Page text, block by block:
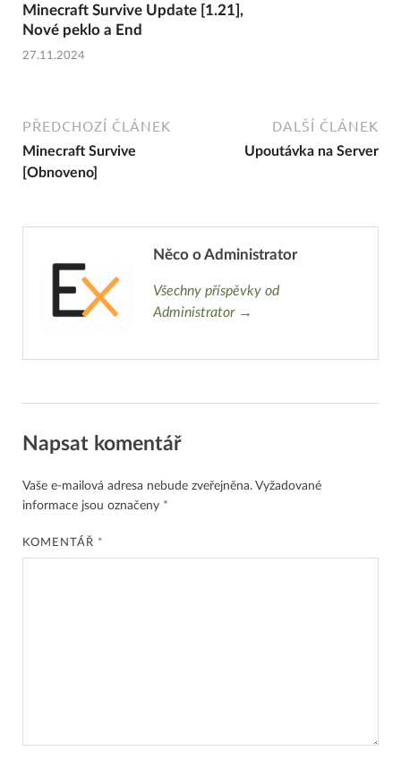
Minecraft Survive Update [1.21],
Nové peklo a End
27.11.2024
PŘEDCHOZÍ ČLÁNEK
Minecraft Survive
[Obnoveno]
DALŠÍ ČLÁNEK
Upoutávka na Server
Něco o Administrator
Všechny příspěvky od
Administrator →
Napsat komentář
Vaše e-mailová adresa nebude zveřejněna. Vyžadované
informace jsou označeny *
KOMENTÁŘ *